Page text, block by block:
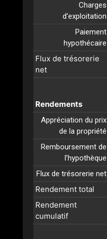
Charges
d'exploitation
Paiement
hypothécaire
Flux de trésorerie
net
Rendements
Appréciation du prix
de la propriété
Remboursement de
l’hypothèque
Flux de trésorerie net
Rendement total
Rendement
cumulatif